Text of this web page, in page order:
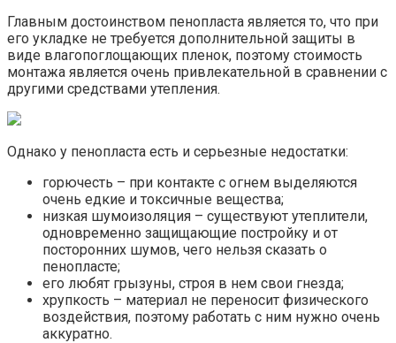
Главным достоинством пенопласта является то, что при
его укладке не требуется дополнительной защиты в
виде влагопоглощающих пленок, поэтому стоимость
монтажа является очень привлекательной в сравнении с
другими средствами утепления.
Однако у пенопласта есть и серьезные недостатки:
горючесть – при контакте с огнем выделяются
очень едкие и токсичные вещества;
низкая шумоизоляция – существуют утеплители,
одновременно защищающие постройку и от
посторонних шумов, чего нельзя сказать о
пенопласте;
его любят грызуны, строя в нем свои гнезда;
хрупкость – материал не переносит физического
воздействия, поэтому работать с ним нужно очень
аккуратно.